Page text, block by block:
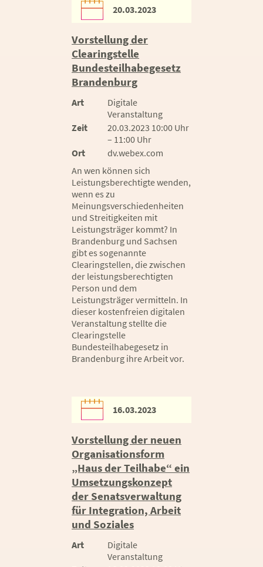
20.03.2023
Vorstellung der
Clearingstelle
Bundesteilhabegesetz
Brandenburg
Art
Digitale
Veranstaltung
Zeit
20.03.2023 10:00 Uhr
– 11:00 Uhr
Ort
dv.webex.com
An wen können sich
Leistungsberechtigte wenden,
wenn es zu
Meinungsverschiedenheiten
und Streitigkeiten mit
Leistungsträger kommt? In
Brandenburg und Sachsen
gibt es sogenannte
Clearingstellen, die zwischen
der leistungsberechtigten
Person und dem
Leistungsträger vermitteln. In
dieser kostenfreien digitalen
Veranstaltung stellte die
Clearingstelle
Bundesteilhabegesetz in
Brandenburg ihre Arbeit vor.
16.03.2023
Vorstellung der neuen
Organisationsform
„Haus der Teilhabe“ ein
Umsetzungskonzept
der Senatsverwaltung
für Integration, Arbeit
und Soziales
Art
Digitale
Veranstaltung